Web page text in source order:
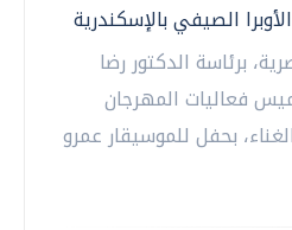
الصيفي بالإسكندرية
برئاسة الدكتور رضا
فعاليات المهرجان
بحفل للموسيقار عمرو